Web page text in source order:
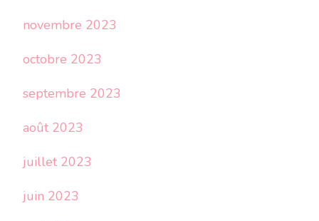
novembre 2023
octobre 2023
septembre 2023
août 2023
juillet 2023
juin 2023